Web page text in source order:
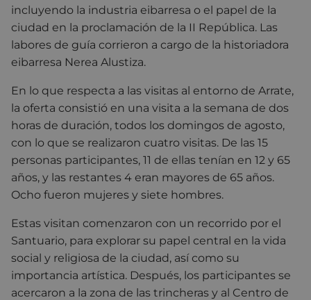
incluyendo la industria eibarresa o el papel de la
ciudad en la proclamación de la II República. Las
labores de guía corrieron a cargo de la historiadora
eibarresa Nerea Alustiza.
En lo que respecta a las visitas al entorno de Arrate,
la oferta consistió en una visita a la semana de dos
horas de duración, todos los domingos de agosto,
con lo que se realizaron cuatro visitas. De las 15
personas participantes, 11 de ellas tenían en 12 y 65
años, y las restantes 4 eran mayores de 65 años.
Ocho fueron mujeres y siete hombres.
Estas visitan comenzaron con un recorrido por el
Santuario, para explorar su papel central en la vida
social y religiosa de la ciudad, así como su
importancia artística. Después, los participantes se
acercaron a la zona de las trincheras y al Centro de